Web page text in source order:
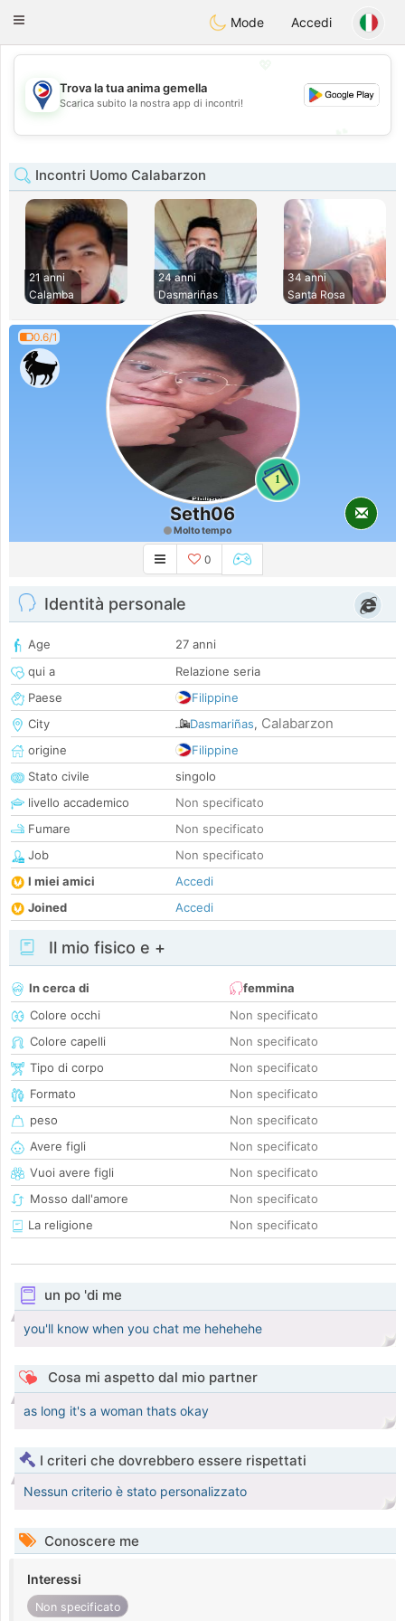
PhilippinesChat
Toggle
Mode Accedi
💖
💕
Trova la tua anima gemella
Scarica subito la nostra app di incontri!
Incontri Uomo Calabarzon
21 anni
Calamba
24 anni
Dasmariñas
34 anni
Santa Rosa
0.6/1
1
Seth06
Molto tempo
0
Identità personale
Age
27 anni
qui a
Relazione seria
Paese
Filippine
City
Dasmariñas, Calabarzon
origine
Filippine
Stato civile
singolo
livello accademico
Non specificato
Fumare
Non specificato
Job
Non specificato
I miei amici
Accedi
Joined
Accedi
Il mio fisico e +
In cerca di
femmina
Colore occhi
Non specificato
Colore capelli
Non specificato
Tipo di corpo
Non specificato
Formato
Non specificato
peso
Non specificato
Avere figli
Non specificato
Vuoi avere figli
Non specificato
Mosso dall'amore
Non specificato
La religione
Non specificato
un po 'di me
you'll know when you chat me hehehehe
Cosa mi aspetto dal mio partner
as long it's a woman thats okay
I criteri che dovrebbero essere rispettati
Nessun criterio è stato personalizzato
Conoscere me
Interessi
Non specificato